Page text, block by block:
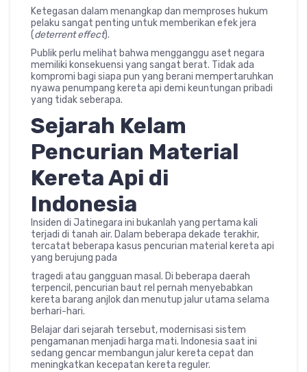
Ketegasan dalam menangkap dan memproses hukum
pelaku sangat penting untuk memberikan efek jera
(deterrent effect).
Publik perlu melihat bahwa mengganggu aset negara
memiliki konsekuensi yang sangat berat. Tidak ada
kompromi bagi siapa pun yang berani mempertaruhkan
nyawa penumpang kereta api demi keuntungan pribadi
yang tidak seberapa.
Sejarah Kelam
Pencurian Material
Kereta Api di
Indonesia
Insiden di Jatinegara ini bukanlah yang pertama kali
terjadi di tanah air. Dalam beberapa dekade terakhir,
tercatat beberapa kasus pencurian material kereta api
yang berujung pada
tragedi atau gangguan masal. Di beberapa daerah
terpencil, pencurian baut rel pernah menyebabkan
kereta barang anjlok dan menutup jalur utama selama
berhari-hari.
Belajar dari sejarah tersebut, modernisasi sistem
pengamanan menjadi harga mati. Indonesia saat ini
sedang gencar membangun jalur kereta cepat dan
meningkatkan kecepatan kereta reguler.